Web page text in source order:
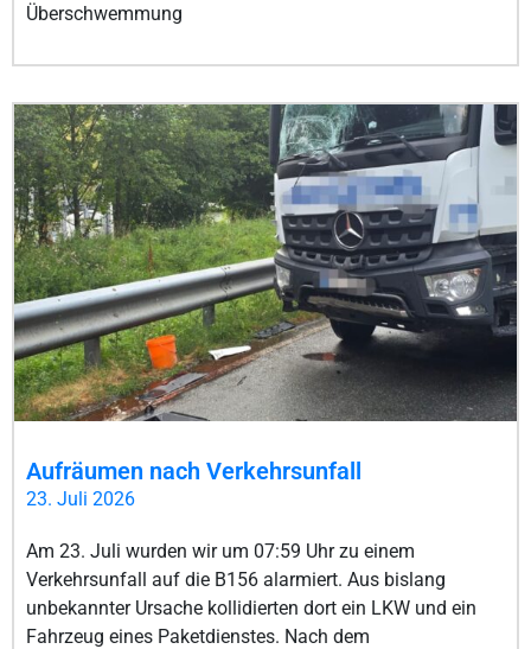
Überschwemmung
Aufräumen nach Verkehrsunfall
23. Juli 2026
Am 23. Juli wurden wir um 07:59 Uhr zu einem
Verkehrsunfall auf die B156 alarmiert. Aus bislang
unbekannter Ursache kollidierten dort ein LKW und ein
Fahrzeug eines Paketdienstes. Nach dem